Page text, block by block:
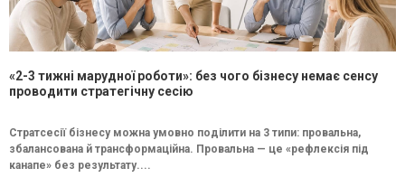
«2-3 тижні марудної роботи»: без чого бізнесу немає сенсу
проводити стратегічну сесію
Стратсесії бізнесу можна умовно поділити на 3 типи: провальна,
збалансована й трансформаційна. Провальна — це «рефлексія під
канапе» без результату....